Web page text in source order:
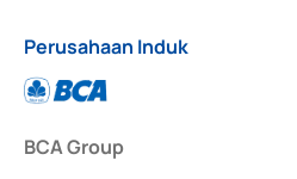
Perusahaan Induk
BCA Group